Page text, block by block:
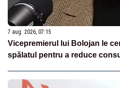
7 aug. 2026, 07:15
Vicepremierul lui Bolojan le
spălatul pentru a reduce